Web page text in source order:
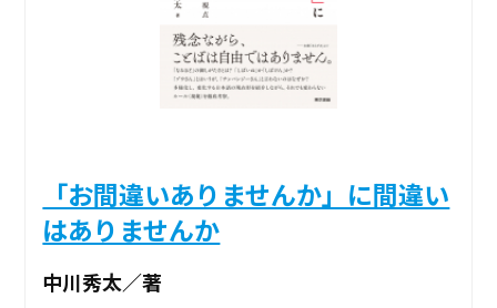
「お間違いありませんか」に間違い
はありませんか
中川秀太／著